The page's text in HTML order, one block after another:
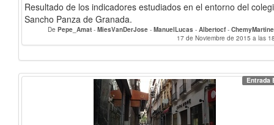
Resultado de los indicadores estudiados en el entorno del
Sancho Panza de Granada.
De Pepe_Amat - MiesVanDerJose - ManuelLucas - Albertocf -
17 de Noviembre de 2015 a las
Entrada